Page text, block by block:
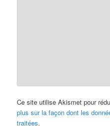
Ce site utilise Akismet pour
plus sur la façon dont les
traitées.